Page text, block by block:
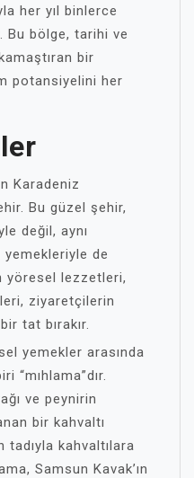
her yıl binlerce
Bu bölge, tarihi ve
bir
potansiyelini her
Karadeniz
Bu güzel şehir,
değil, aynı
de
yöresel lezzetleri,
ziyaretçilerin
tat bırakır.
yemekler arasında
“mıhlama”dır.
ve peynirin
bir kahvaltı
tadıyla kahvaltılara
Samsun Kavak’ın